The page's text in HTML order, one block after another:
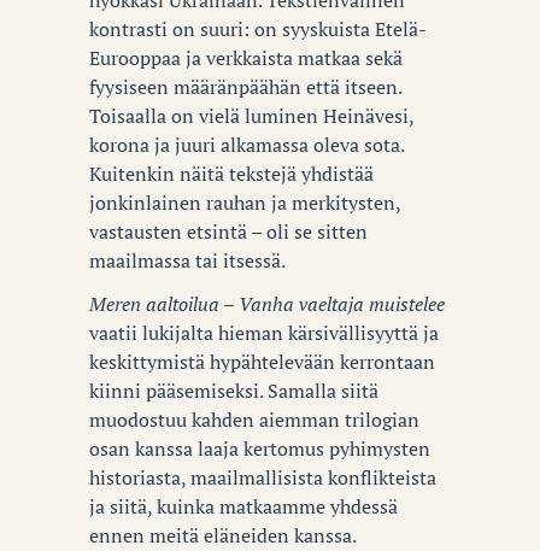
kontrasti on suuri: on syyskuista Etelä-
Eurooppaa ja verkkaista matkaa sekä
fyysiseen määränpäähän että itseen.
Toisaalla on vielä luminen Heinävesi,
korona ja juuri alkamassa oleva sota.
Kuitenkin näitä tekstejä yhdistää
jonkinlainen rauhan ja merkitysten,
vastausten etsintä – oli se sitten
maailmassa tai itsessä.
Meren aaltoilua – Vanha vaeltaja muistelee
vaatii lukijalta hieman kärsivällisyyttä ja
keskittymistä hypähtelevään kerrontaan
kiinni pääsemiseksi. Samalla siitä
muodostuu kahden aiemman trilogian
osan kanssa laaja kertomus pyhimysten
historiasta, maailmallisista konflikteista
ja siitä, kuinka matkaamme yhdessä
ennen meitä eläneiden kanssa.